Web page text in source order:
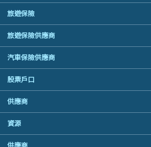
最佳小額貸款比較
24小時貸款
最佳循環貸款
HK Finance 香港信貸
HSBC 滙豐銀行貸款
K Cash 貸款
National Resources 中潤物業按揭
OCBC 華僑銀行
PrimeCredit 安信信貸
Rabbit Credit月兔信貸
Standard Chartered 渣打銀行
UA 亞洲聯合財務
最佳貸款app
台灣遊信用卡攻略
機場貴賓室信用卡
Visa信用卡
萬事達卡
銀聯信用卡
高獎賞信用卡推薦
信銀國際
恒生銀行
Standard Chartered渣打銀行
安信EarnMORE
AEON
東亞銀行
SIM
SOGO感謝祭
HKTVmall優惠碼
交稅優惠
機票優惠碼
旅遊保險
汽車保險
家居保險
家傭保險
寵物保險
定期人壽保險
年金資訊
樓宇火險
旅遊保險
日本旅遊保險及資訊
泰國旅遊保險及資訊
台灣旅遊保險及資訊
韓國旅遊保險及資訊
歐洲旅遊保險及資訊
越南旅遊保險及資訊
長者嘆世界
家庭親子遊
旅遊保險供應商
AXA 安盛
AIG 美亞
Allianz 安聯
Allied World 世聯
Avo
中國銀行
Blue Cross 藍十字
汽車保險供應商
大新汽車保險
中銀汽車保險
Allianz安聯汽車保險
bolttech保障汽車保險
Zurich蘇黎世汽車保險
QBE昆士蘭汽車保險
股票戶口
富途證券
IB盈透證券
老虎證券
uSMART 盈立證券
供應商
富途牛牛好唔好？
Webull微牛證券好唔好？
資源
股票戶口開戶